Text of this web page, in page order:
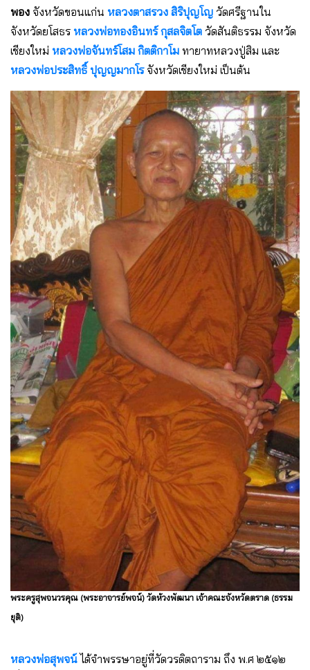
พอง จังหวัดขอนแก่น หลวงตาสรวง สิริปุญโญ วัดศรีฐานใน
จังหวัดยโสธร หลวงพ่อทองอินทร์ กุสลจิตโต วัดสันติธรรม จังหวัด
เชียงใหม่ หลวงพ่อจันทร์โสม กิตติกาโม ทายาทหลวงปู่สิม และ
หลวงพ่อประสิทธิ์ ปุญญมากโรจังหวัดเชียงใหม่ เป็นต้น
พระครูสุพจนวรคุณ (พระอาจารย์พจน์) วัดห้วงพัฒนา เจ้าคณะจังหวัดตราด (ธรรม
ยุติ)
หลวงพ่อสุพจน์ได้จำพรรษาอยู่ที่วัดวรดิตถาราม ถึง พ.ศ ๒๕๑๒